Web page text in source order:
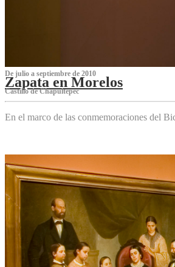
De julio a septiembre de 2010
Zapata en Morelos
Castillo de Chapultepec
En el marco de las conmemoraciones del